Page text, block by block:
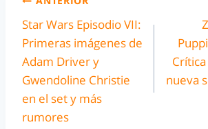
Star Wars Episodio VII:
Primeras imágenes de
Adam Driver y
Gwendoline Christie
en el set y más
rumores
nueva